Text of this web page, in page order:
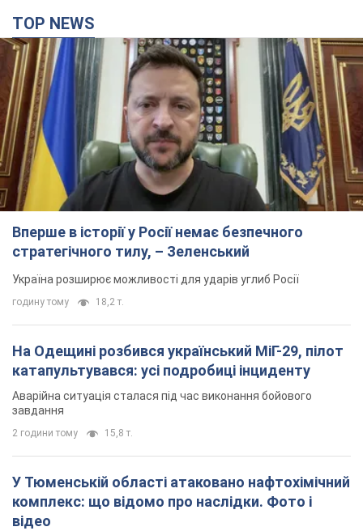
TOP NEWS
Вперше в історії у Росії немає безпечного
стратегічного тилу, – Зеленський
Україна розширює можливості для ударів углиб Росії
годину тому 18,2 т.
На Одещині розбився український МіГ-29, пілот
катапультувався: усі подробиці інциденту
Аварійна ситуація сталася під час виконання бойового
завдання
2 години тому 15,8 т.
У Тюменській області атаковано нафтохімічний
комплекс: що відомо про наслідки. Фото і
відео